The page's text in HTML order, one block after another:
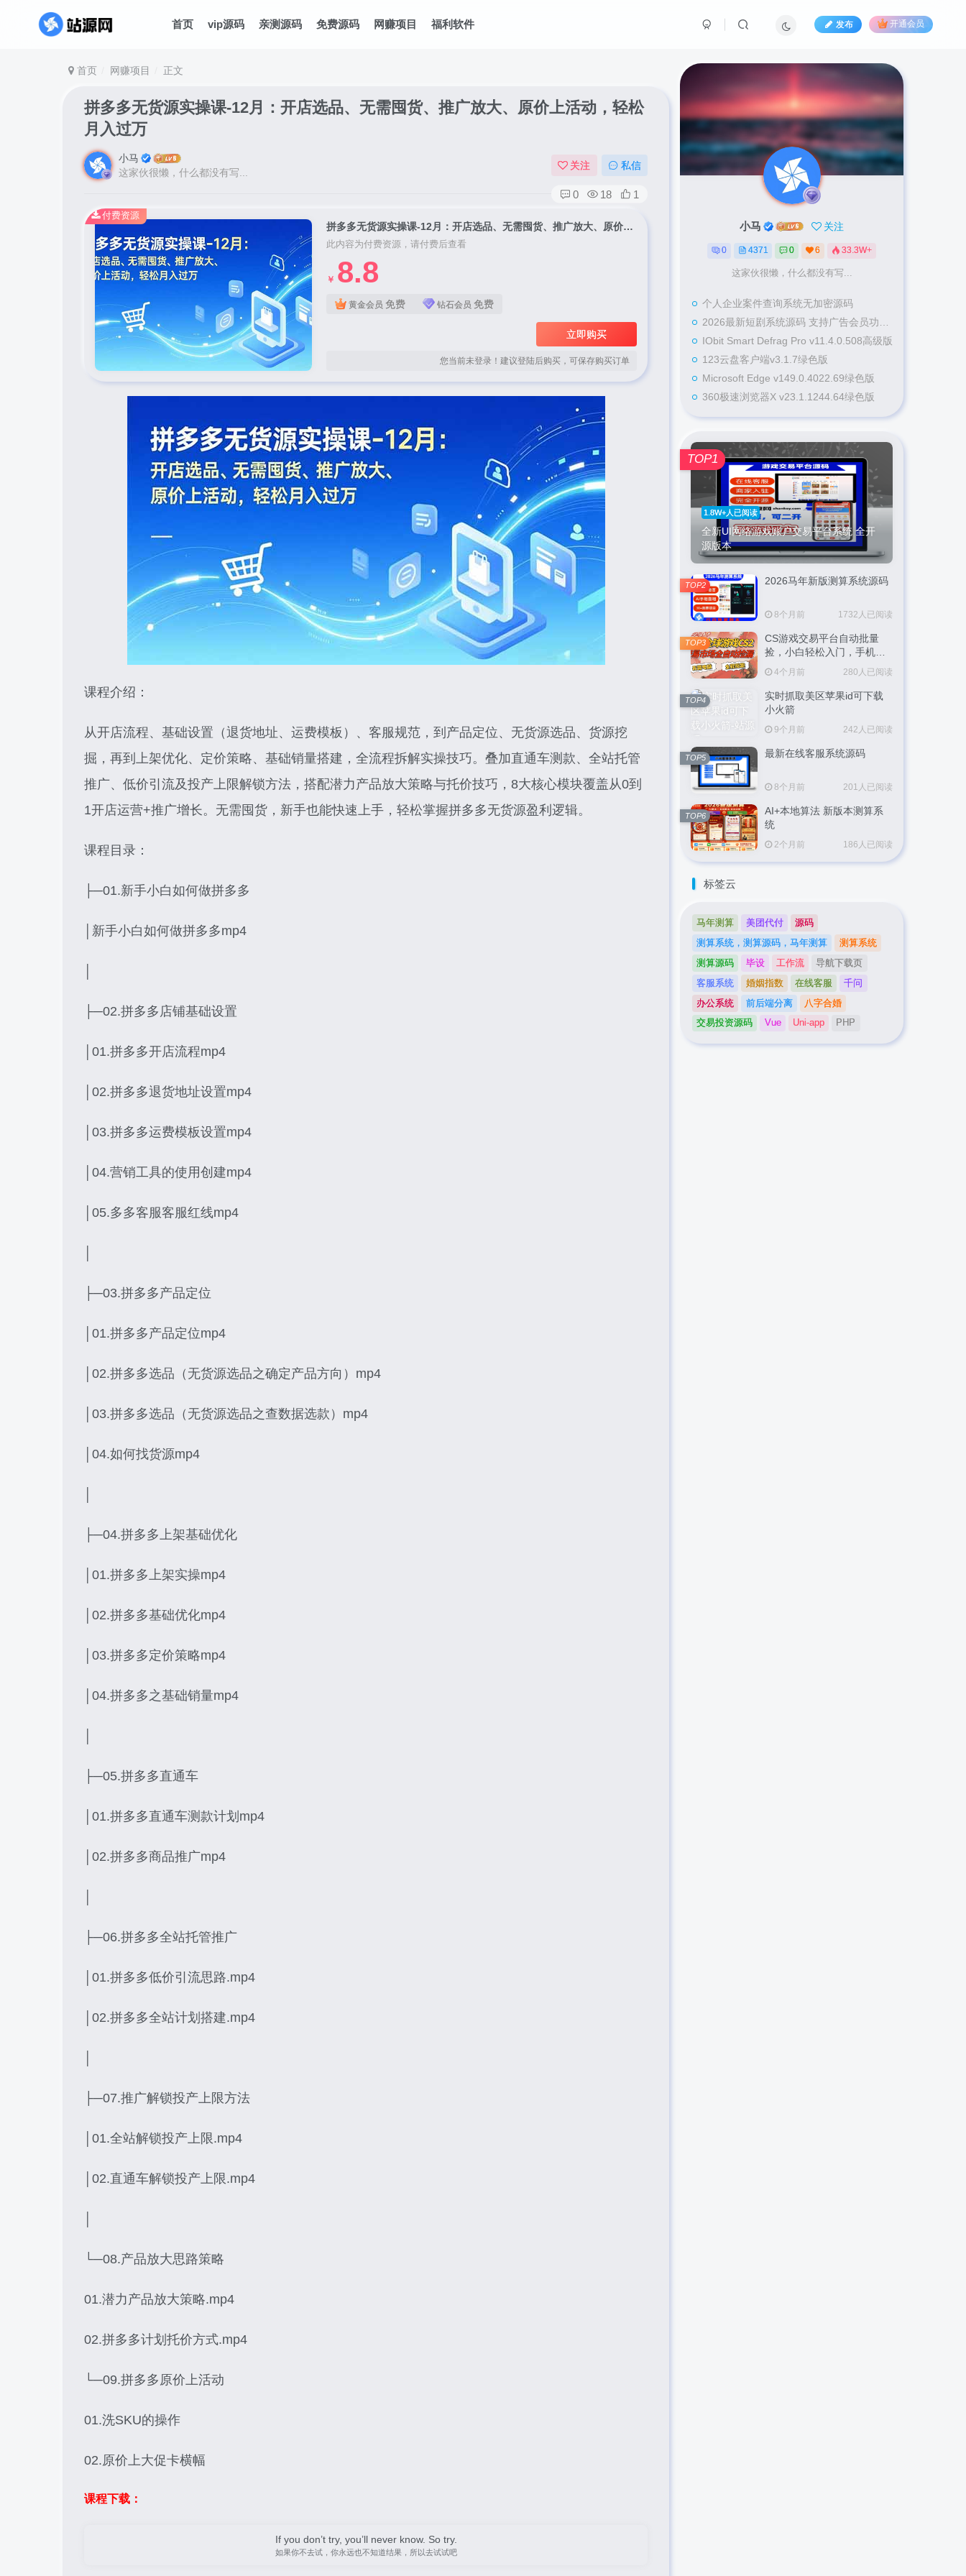
首页 vip源码 亲测源码 免费源码 网赚项目 福利软件 发布 开通会员
首页 网赚项目 正文
拼多多无货源实操课-12月：开店选品、无需囤货、推广放大、原价上活动，轻松
月入过万
小马
这家伙很懒，什么都没有写...
关注 私信
0 18 1
拼多多无货源实操课-12月：开店选品、无需囤货、推广放大、原价上活动，轻松月入过万
此内容为付费资源，请付费后查看
￥ 8.8
黄金会员 免费 钻石会员 免费
立即购买
您当前未登录！建议登陆后购买，可保存购买订单
付费资源
课程介绍：
从开店流程、基础设置（退货地址、运费模板）、客服规范，到产品定位、无货源选品、货源挖
掘，再到上架优化、定价策略、基础销量搭建，全流程拆解实操技巧。叠加直通车测款、全站托管
推广、低价引流及投产上限解锁方法，搭配潜力产品放大策略与托价技巧，8大核心模块覆盖从0到
1开店运营+推广增长。无需囤货，新手也能快速上手，轻松掌握拼多多无货源盈利逻辑。
课程目录：
├─01.新手小白如何做拼多多
│新手小白如何做拼多多mp4
├─02.拼多多店铺基础设置
│01.拼多多开店流程mp4
│02.拼多多退货地址设置mp4
│03.拼多多运费模板设置mp4
│04.营销工具的使用创建mp4
│05.多多客服客服红线mp4
├─03.拼多多产品定位
│01.拼多多产品定位mp4
│02.拼多多选品（无货源选品之确定产品方向）mp4
│03.拼多多选品（无货源选品之查数据选款）mp4
│04.如何找货源mp4
├─04.拼多多上架基础优化
│01.拼多多上架实操mp4
│02.拼多多基础优化mp4
│03.拼多多定价策略mp4
│04.拼多多之基础销量mp4
├─05.拼多多直通车
│01.拼多多直通车测款计划mp4
│02.拼多多商品推广mp4
├─06.拼多多全站托管推广
│01.拼多多低价引流思路.mp4
│02.拼多多全站计划搭建.mp4
├─07.推广解锁投产上限方法
│01.全站解锁投产上限.mp4
│02.直通车解锁投产上限.mp4
└─08.产品放大思路策略
01.潜力产品放大策略.mp4
02.拼多多计划托价方式.mp4
└─09.拼多多原价上活动
01.洗SKU的操作
02.原价上大促卡横幅
课程下载：
If you don’t try, you’ll never know. So try.
如果你不去试，你永远也不知道结果，所以去试试吧
小马 关注
0 4371 0 6 33.3W+
这家伙很懒，什么都没有写...
个人企业案件查询系统无加密源码
2026最新短剧系统源码 支持广告会员功能齐全短剧源码
IObit Smart Defrag Pro v11.4.0.508高级版
123云盘客户端v3.1.7绿色版
Microsoft Edge v149.0.4022.69绿色版
360极速浏览器X v23.1.1244.64绿色版
1.8W+人已阅读
全新UI网络游戏账户交易平台系统 全开
源版本
TOP1
2026马年新版测算系统源码
8个月前 1732人已阅读
TOP2
CS游戏交易平台自动批量
捡，小白轻松入门，手机即
可完成全部操作，日入
300+，轻松副业【揭秘】
4个月前 280人已阅读
TOP3
实时抓取美区苹果id可下载
小火箭
9个月前 242人已阅读
TOP4
最新在线客服系统源码
8个月前 201人已阅读
TOP5
AI+本地算法 新版本测算系
统
2个月前 186人已阅读
TOP6
标签云
马年测算 美团代付
源码
测算系统，测算源码，马年测算
测算系统
测算源码
毕设 工作流
导航下载页
客服系统
婚姻指数 在线客服
千问
办公系统
前后端分离
八字合婚
交易投资源码
Vue Uni-app PHP